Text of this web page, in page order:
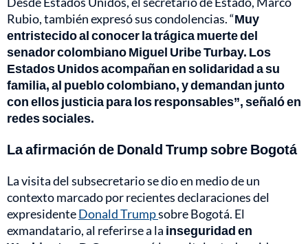
Rubio, también expresó sus condolencias. “Muy
entristecido al conocer la trágica muerte del
senador colombiano Miguel Uribe Turbay. Los
Estados Unidos acompañan en solidaridad a su
familia, al pueblo colombiano, y demandan junto
con ellos justicia para los responsables”, señaló en
redes sociales.
La afirmación de Donald Trump sobre Bogotá
La visita del subsecretario se dio en medio de un
contexto marcado por recientes declaraciones del
expresidenteDonald Trumpsobre Bogotá. El
exmandatario, al referirse a la inseguridad en